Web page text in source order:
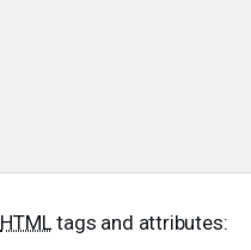
HTMLtags and attributes: